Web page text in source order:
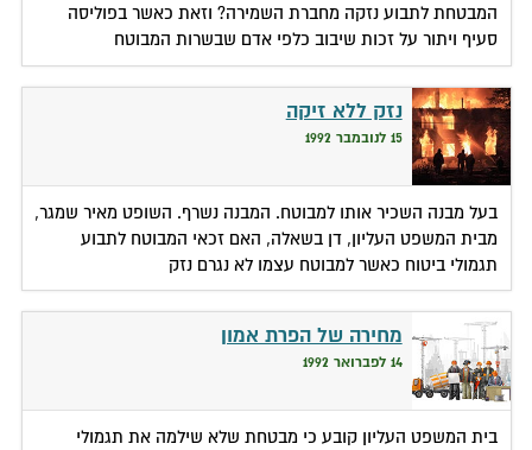
המבטחת לתבוע נזקה מחברת השמירה? וזאת כאשר בפוליסה
סעיף ויתור על זכות שיבוב כלפי אדם שבשרות המבוטח
נזק ללא זיקה
15 לנובמבר 1992
בעל מבנה השכיר אותו למבוטח. המבנה נשרף. השופט מאיר שמגר,
מבית המשפט העליון, דן בשאלה, האם זכאי המבוטח לתבוע
תגמולי ביטוח כאשר למבוטח עצמו לא נגרם נזק
מחירה של הפרת אמון
14 לפברואר 1992
בית המשפט העליון קובע כי מבטחת שלא שילמה את תגמולי